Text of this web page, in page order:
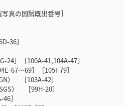
写真の国試既出番号］
36］
］［100A-41,104A-47］
67〜69］［105I-79］
） ［103A-42］
） ［99H-20］
］